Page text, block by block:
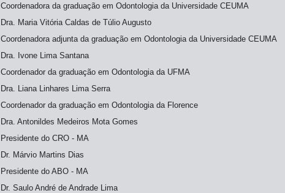
Coordenadora da graduação em Odontologia da Universidade CEUMA
Dra. Maria Vitória Caldas de Túlio Augusto
Coordenadora adjunta da graduação em Odontologia da Universidade CEUMA
Dra. Ivone Lima Santana
Coordenador da graduação em Odontologia da UFMA
Dra. Liana Linhares Lima Serra
Coordenador da graduação em Odontologia da Florence
Dra. Antonildes Medeiros Mota Gomes
Presidente do CRO - MA
Dr. Márvio Martins Dias
Presidente do ABO - MA
Dr. Saulo André de Andrade Lima